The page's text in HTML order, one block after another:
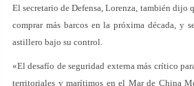
El secretario de Defensa, Lorenza, también dijo
comprar más barcos en la próxima década, y
astillero bajo su control.
«El desafío de seguridad externa más crítico
territoriales y marítimos en el Mar de China